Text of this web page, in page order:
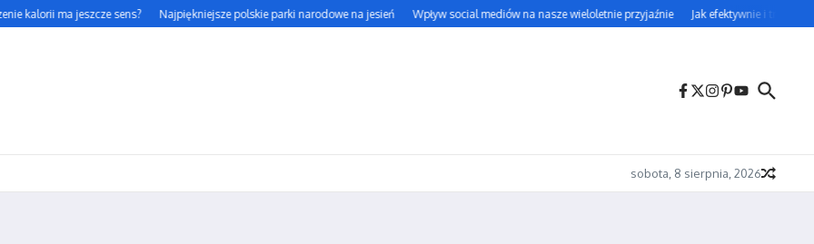
kalorii ma jeszcze sens? Najpiękniejsze polskie parki narodowe na jesień Wpływ social mediów na nasze wieloletnie przyjaźnie Jak efektywnie i trwale
sobota, 8 sierpnia, 2026